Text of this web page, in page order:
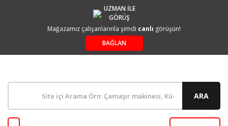
UZMAN İLE
GÖRÜŞ
Mağazamız çalışanlarınla şimdi canlı görüşün!
BAĞLAN
ARA